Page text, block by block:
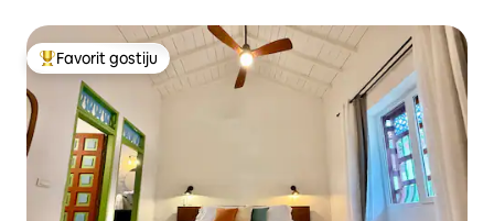
Glavni favorit gostiju
Favorit gostiju